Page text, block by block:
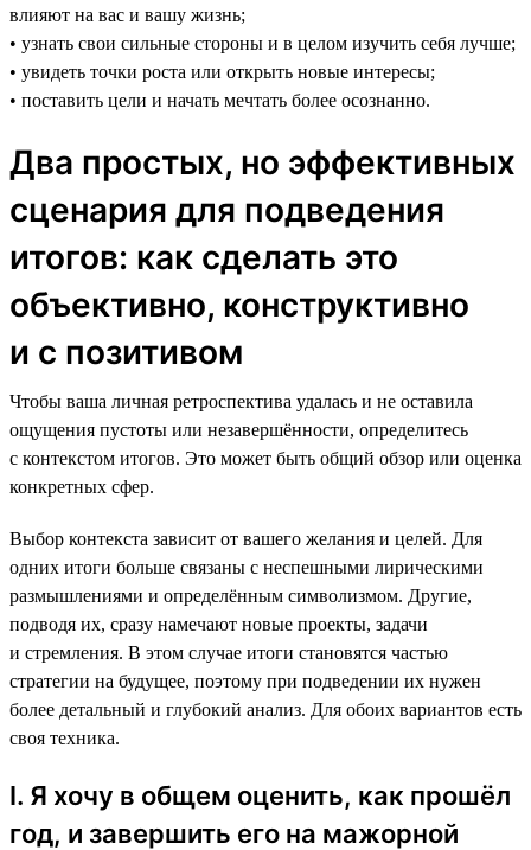
влияют на вас и вашу жизнь;
• узнать свои сильные стороны и в целом изучить себя лучше;
• увидеть точки роста или открыть новые интересы;
• поставить цели и начать мечтать более осознанно.
Два простых, но эффективных
сценария для подведения
итогов: как сделать это
объективно, конструктивно
и с позитивом
Чтобы ваша личная ретроспектива удалась и не оставила
ощущения пустоты или незавершённости, определитесь
с контекстом итогов. Это может быть общий обзор или оценка
конкретных сфер.
Выбор контекста зависит от вашего желания и целей. Для
одних итоги больше связаны с неспешными лирическими
размышлениями и определённым символизмом. Другие,
подводя их, сразу намечают новые проекты, задачи
и стремления. В этом случае итоги становятся частью
стратегии на будущее, поэтому при подведении их нужен
более детальный и глубокий анализ. Для обоих вариантов есть
своя техника.
I. Я хочу в общем оценить, как прошёл
год, и завершить его на мажорной